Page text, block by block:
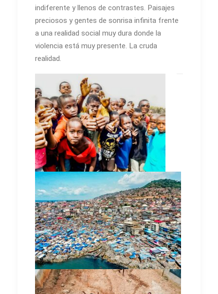
indiferente y llenos de contrastes. Paisajes
preciosos y gentes de sonrisa infinita frente
a una realidad social muy dura donde la
violencia está muy presente. La cruda
realidad.